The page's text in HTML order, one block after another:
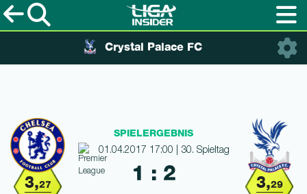
Crystal Palace FC
3,27 3,29
SPIELERGEBNIS
01.04.2017 17:00 | 30. Spieltag
1 : 2